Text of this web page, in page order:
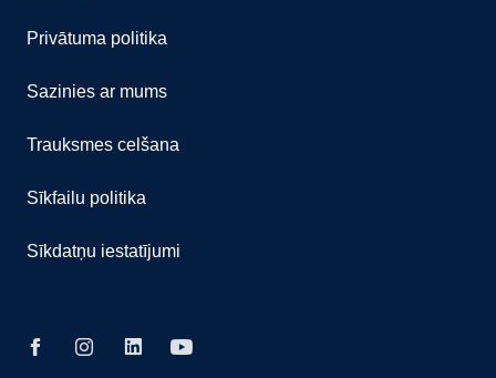
Privātuma politika
Sazinies ar mums
Trauksmes celšana
Sīkfailu politika
Sīkdatņu iestatījumi